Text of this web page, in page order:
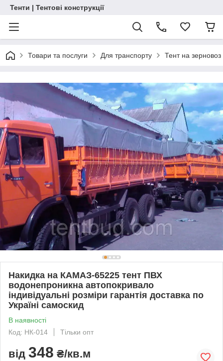
Тенти | Тентові конструкції
Товари та послуги Для транспорту Тент на зерновоз
Накидка на КАМАЗ-65225 тент ПВХ
водонепроникна автопокривало
індивідуальні розміри гарантія доставка по
Україні самоскид
В наявності
Код: НК-014
Тільки опт
від 348 ₴/кв.м